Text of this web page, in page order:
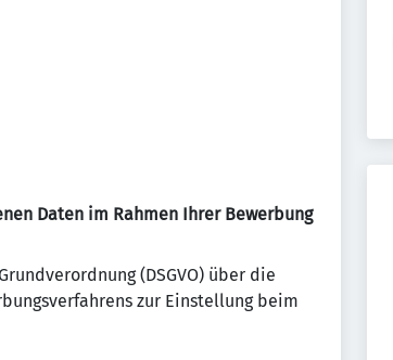
Daten im Rahmen Ihrer Bewerbung
(DSGVO) über die
zur Einstellung beim